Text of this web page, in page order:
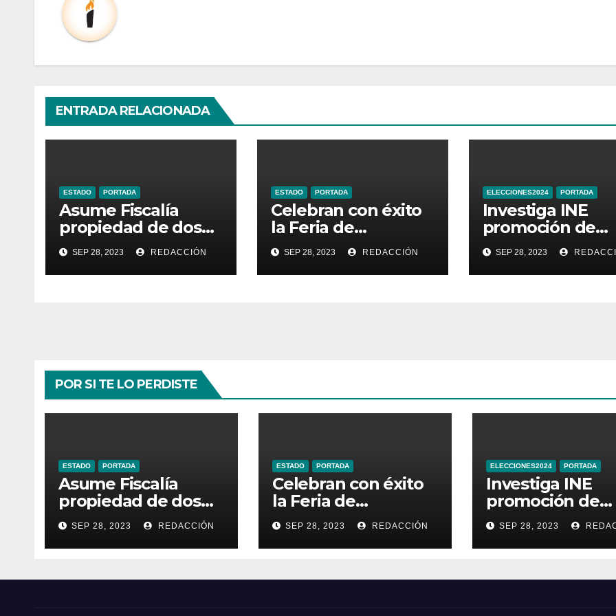
ENTRADA RELACIONADA
ESTADO PORTADA
Asume Fiscalía
propiedad de dos
inmuebles
utilizados por la
delincuencia
SEP 28, 2023 REDACCIÓN
ESTADO PORTADA
Celebran con éxito
la Feria de
Productos
Turísticos de
Guanajuato
SEP 28, 2023 REDACCIÓN
ELECCIONES2024 PORTADA
Investiga INE
promoción de
Sheinbaum en
Times Square
Nueva York
SEP 28, 2023
POR SI TE LO PERDISTE
ESTADO PORTADA
Asume Fiscalía
propiedad de dos
inmuebles
utilizados por la
delincuencia
SEP 28, 2023 REDACCIÓN
ESTADO PORTADA
Celebran con éxito
la Feria de
Productos
Turísticos de
Guanajuato
SEP 28, 2023 REDACCIÓN
ELECCIONES2024 PORTADA
Investiga INE
promoción de
Sheinbaum en
Times Square
Nueva York
SEP 28, 2023